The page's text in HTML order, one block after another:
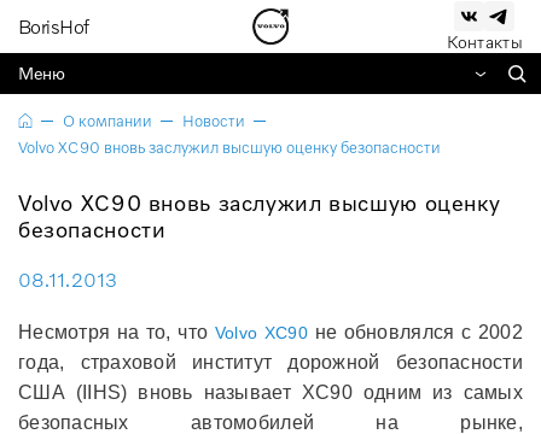
BorisHof
Контакты
Меню
О компании
Новости
Volvo XC90 вновь заслужил высшую оценку безопасности
Volvo XC90 вновь заслужил высшую оценку
безопасности
08.11.2013
Несмотря на то, что Volvo XC90не обновлялся с 2002
года, страховой институт дорожной безопасности
США (IIHS) вновь называет XC90 одним из самых
безопасных автомобилей на рынке,